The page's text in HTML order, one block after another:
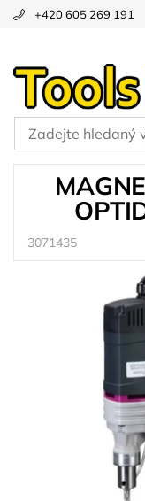
+420 605 269 191
3071435